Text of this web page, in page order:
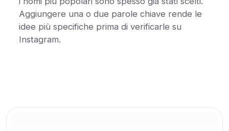
Aggiungere una o due parole chiave rende le
idee più specifiche prima di verificarle su
Instagram.